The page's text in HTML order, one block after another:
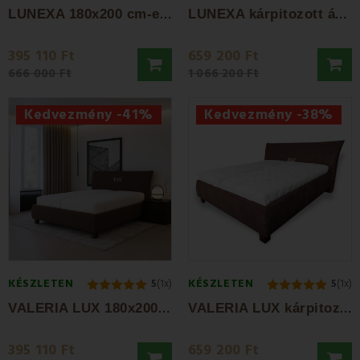
L
UNEXA 180x200 cm-es kárpitozott ágy,...
395 110 Ft
L
UNEXA kárpitozott ágy + rácsos rács +...
659 200 Ft
Kedvezmény -41%
KÉSZLETEN 5(1x)
V
ALERIA LUX 180x200 cm-es kárpitozott ágy,...
395 110 Ft
Kedvezmény -38%
KÉSZLETEN 5(1x)
V
ALERIA LUX kárpitozott ágy + rácsos rács...
659 200 Ft